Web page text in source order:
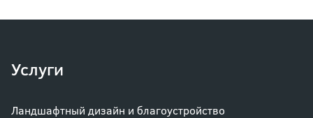
Услуги
Ландшафтный дизайн и благоустройство